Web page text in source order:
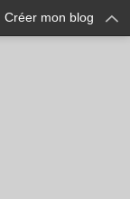
Créer mon blog